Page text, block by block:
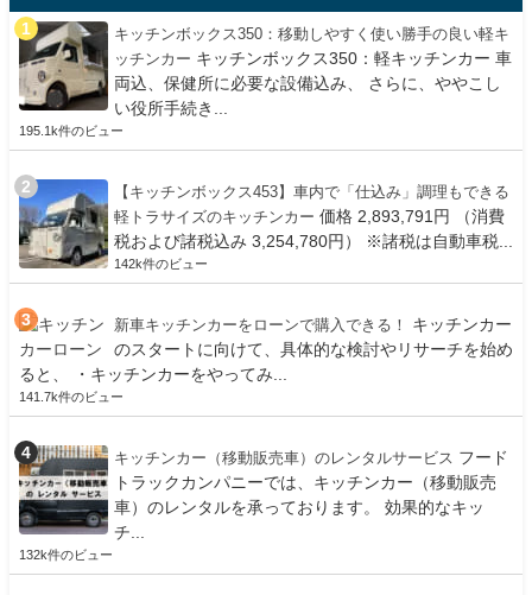
キッチンボックス350：移動しやすく使い勝手の良い軽キ
ッチンカー キッチンボックス350：軽キッチンカー 車
両込、保健所に必要な設備込み、 さらに、ややこし
い役所手続き...
195.1k件のビュー
【キッチンボックス453】車内で「仕込み」調理もできる
軽トラサイズのキッチンカー 価格 2,893,791円 （消費
税および諸税込み 3,254,780円） ※諸税は自動車税...
142k件のビュー
新車キッチンカーをローンで購入できる！
キッチンカー
のスタートに向けて、具体的な検討やリサーチを始め
ると、 ・キッチンカーをやってみ...
141.7k件のビュー
キッチンカー（移動販売車）のレンタルサービス フード
トラックカンパニーでは、キッチンカー（移動販売
車）のレンタルを承っております。 効果的なキッ
チ...
132k件のビュー